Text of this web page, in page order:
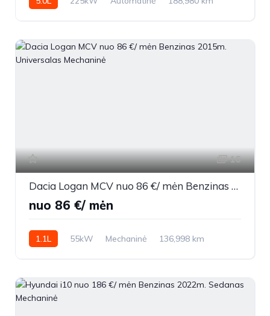
16
Dacia Logan MCV nuo 86 €/ mėn Benzinas 2015m. Universalas Mechaninė
nuo 86 €/ mėn
1.1L 55kW Mechaninė
136,998 km